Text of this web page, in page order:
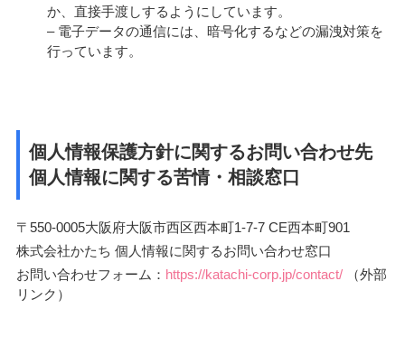
か、直接手渡しするようにしています。
– 電子データの通信には、暗号化するなどの漏洩対策を
行っています。
個人情報保護方針に関するお問い合わせ先
個人情報に関する苦情・相談窓口
〒550-0005大阪府大阪市西区西本町1-7-7 CE西本町901
株式会社かたち 個人情報に関するお問い合わせ窓口
お問い合わせフォーム： https://katachi-corp.jp/contact/（外部
リンク）